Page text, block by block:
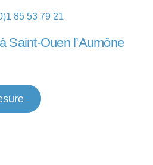
85 53 79 21
Saint-Ouen l’Aumône